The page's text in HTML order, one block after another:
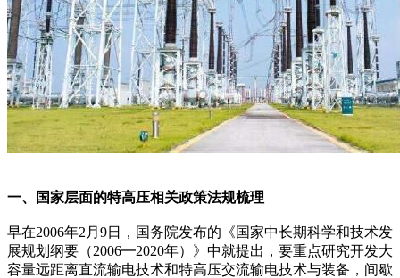
一、国家层面的特高压相关政策法规梳理
早在2006年2月9日，国务院发布的《国家中长期科学和技术发
展规划纲要（2006━2020年）》中就提出，要重点研究开发大
容量远距离直流输电技术和特高压交流输电技术与装备，间歇